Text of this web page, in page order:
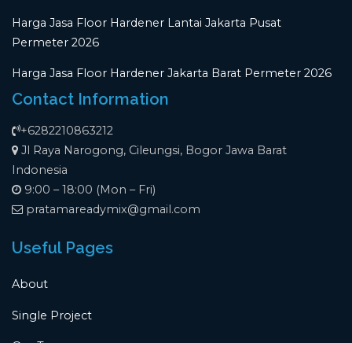
Harga Jasa Floor Hardener Lantai Jakarta Pusat
Permeter 2026
Harga Jasa Floor Hardener Jakarta Barat Permeter 2026
Contact Information
+6282210863212
Jl Raya Narogong, Cileungsi, Bogor Jawa Barat
Indonesia
9:00 – 18:00 (Mon – Fri)
pratamareadymix@gmail.com
Useful Pages
About
Single Project